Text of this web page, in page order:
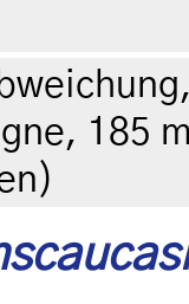
185